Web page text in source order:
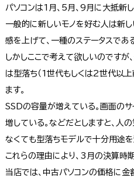
パソコンは1月、5月、9月に大抵新
一般的に新しいモノを好む人は新
感を上げて、一種のステータスであ
しかしここで考えて欲しいのです
は型落ち（1世代もしくは2世代以
ます。
SSDの容量が増えている。画面の
増している。などだとしますと、人
なくても型落ちモデルで十分用途を
これらの理由により、3月の決算時
当店では、中古パソコンの価格に金